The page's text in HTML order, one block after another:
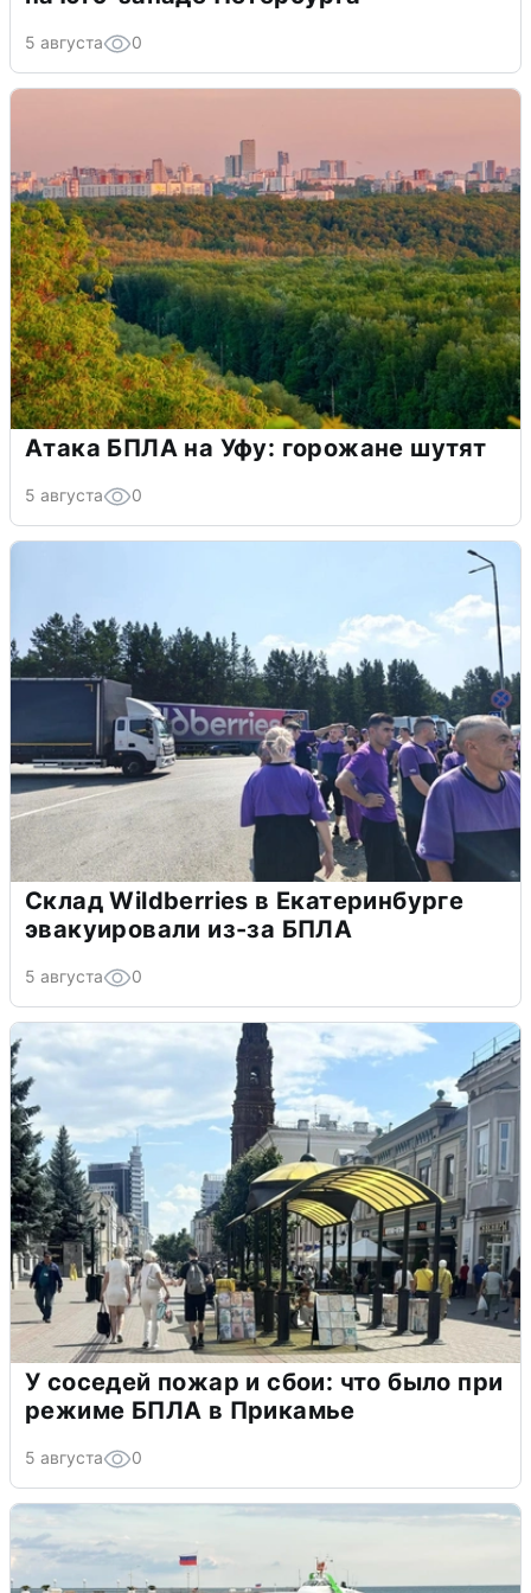
5 августа 0
Атака БПЛА на Уфу: горожане шутят
5 августа 0
Склад Wildberries в Екатеринбурге
эвакуировали из-за БПЛА
5 августа 0
У соседей пожар и сбои: что было при
режиме БПЛА в Прикамье
5 августа 0